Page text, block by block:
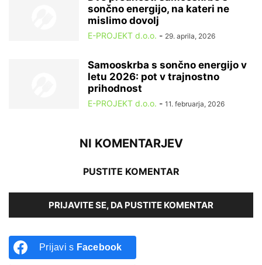
sončno energijo, na kateri ne
mislimo dovolj
E-PROJEKT d.o.o. - 29. aprila, 2026
Samooskrba s sončno energijo v
letu 2026: pot v trajnostno
prihodnost
E-PROJEKT d.o.o. - 11. februarja, 2026
NI KOMENTARJEV
PUSTITE KOMENTAR
PRIJAVITE SE, DA PUSTITE KOMENTAR
Prijavi s Facebook